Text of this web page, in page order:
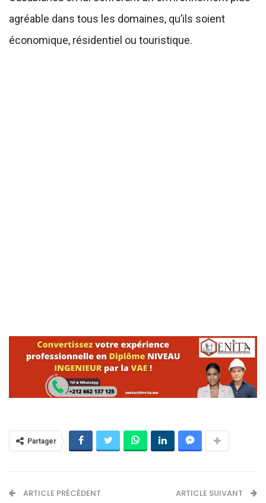
agréable dans tous les domaines, qu’ils soient
économique, résidentiel ou touristique.
Partager
ARTICLE PRÉCÉDENT ARTICLE SUIVANT